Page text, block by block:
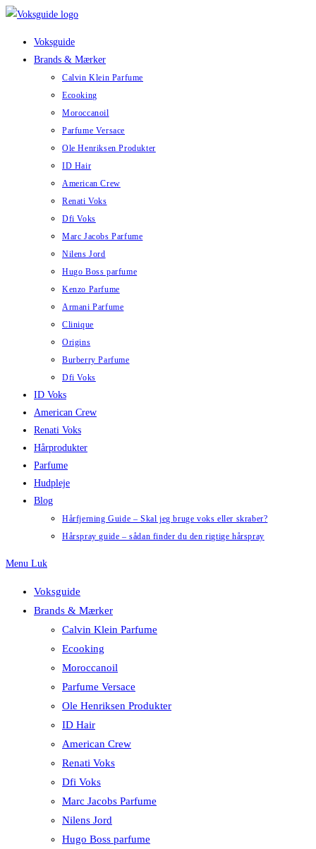
Skip
Voksguide
Brands & Mærker
Calvin Klein Parfume
Ecooking
Moroccanoil
Parfume Versace
Ole Henriksen Produkter
ID Hair
American Crew
Renati Voks
Dfi Voks
Marc Jacobs Parfume
Nilens Jord
Hugo Boss parfume
Kenzo Parfume
Armani Parfume
Clinique
Origins
Burberry Parfume
Dfi Voks
ID Voks
American Crew
Renati Voks
Hårprodukter
Parfume
Hudpleje
Blog
Hårfjerning Guide – Skal jeg bruge voks eller skraber?
Hårspray guide – sådan finder du den rigtige hårspray
Menu Luk
Voksguide
Brands & Mærker
Calvin Klein Parfume
Ecooking
Moroccanoil
Parfume Versace
Ole Henriksen Produkter
ID Hair
American Crew
Renati Voks
Dfi Voks
Marc Jacobs Parfume
Nilens Jord
Hugo Boss parfume